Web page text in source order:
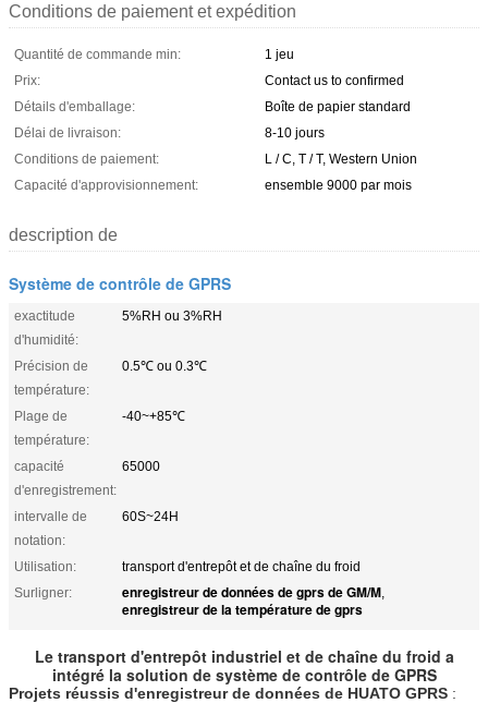
Conditions de paiement et expédition
Quantité de commande min:
1 jeu
Prix:
Contact us to confirmed
Détails d'emballage:
Boîte de papier standard
Délai de livraison:
8-10 jours
Conditions de paiement:
L / C, T / T, Western Union
Capacité d'approvisionnement:
ensemble 9000 par mois
description de
Système de contrôle de GPRS
exactitude
d'humidité:
5%RH ou 3%RH
Précision de
température:
0.5℃ ou 0.3℃
Plage de
température:
-40~+85℃
capacité
d'enregistrement:
65000
intervalle de
notation:
60S~24H
Utilisation:
transport d'entrepôt et de chaîne du froid
Surligner:
enregistreur de données de gprs de GM/M,
enregistreur de la température de gprs
Le transport d'entrepôt industriel et de chaîne du froid a
intégré la solution de système de contrôle de GPRS
Projets réussis d'enregistreur de données de HUATO GPRS :